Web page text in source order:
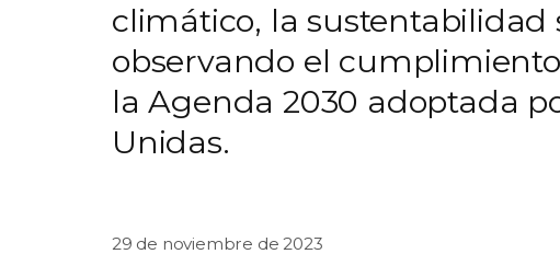
climático, la
observando el
la Agenda 2030 adoptada
Unidas.
29 de noviembre de 2023